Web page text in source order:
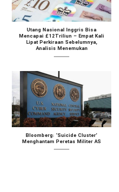
Utang Nasional Inggris Bisa
Mencapai £12Triliun – Empat Kali
Lipat Perkiraan Sebelumnya,
Analisis Menemukan
Bloomberg: ‘Suicide Cluster’
Menghantam Peretas Militer AS